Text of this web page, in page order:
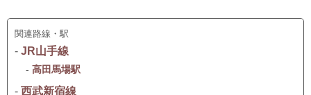
関連路線・駅
- JR山手線
- 高田馬場駅
- 西武新宿線